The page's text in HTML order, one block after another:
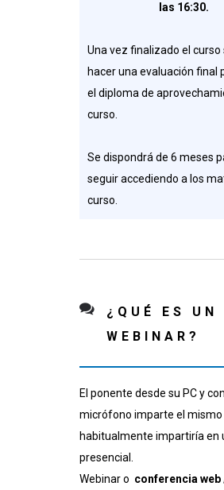
las 16:30.
Una vez finalizado el curso
hacer una evaluación final
el diploma de
curso.
Se dispondrá de 6 meses
seguir accediendo a los
curso.
¿QUÉ ES UN
WEBINAR?
El ponente desde su PC y
micrófono imparte el mismo
habitualmente impartiría en
presencial.
Webinar o conferencia web